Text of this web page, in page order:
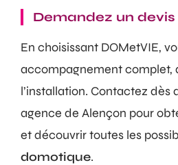
Demandez un
En choisissant DOMetVIE,
accompagnement complet,
l’installation. Contactez dès
agence de Alençon pour
et découvrir toutes les
domotique.